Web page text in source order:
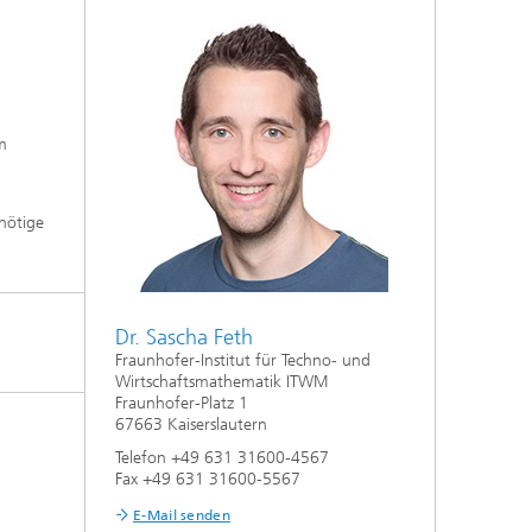
Energie und Versorgung
Optimierung in den Life Sciences
Operations Research:
Produktionsplanung und -steuerung
Dr. Sascha Feth
Fraunhofer-Institut für Techno- und
Wirtschaftsmathematik ITWM
Fraunhofer-Platz 1
67663 Kaiserslautern
Telefon +49 631 31600-4567
Fax +49 631 31600-5567
E-Mail senden